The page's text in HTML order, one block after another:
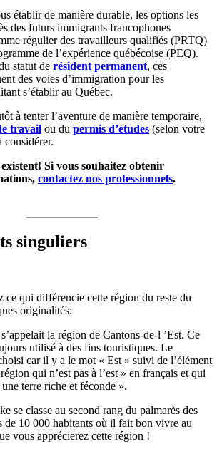
établir de manière durable, les options les
des futurs immigrants francophones
régulier des travailleurs qualifiés (PRTQ)
de l’expérience québécoise (PEQ).
statut de résident permanent, ces
des voies d’immigration pour les
s’établir au Québec.
à tenter l’aventure de manière temporaire,
travail ou du permis d’études (selon votre
considérer.
Si vous souhaitez obtenir
contactez nos professionnels.
singuliers
ce qui différencie cette région du reste du
originalités:
la région de Cantons-de-l ’Est. Ce
utilisé à des fins touristiques. Le
car il y a le mot « Est » suivi de l’élément
qui n’est pas à l’est » en français et qui
terre riche et féconde ».
se classe au second rang du palmarès des
de 10 000 habitants où il fait bon vivre au
vous apprécierez cette région !